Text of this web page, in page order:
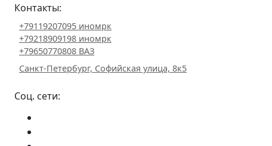
Контакты:
+79119207095 иномрк
+79218909198 иномрк
+79650770808 ВАЗ
Санкт-Петербург, Софийская улица, 8к5
Соц. сети: